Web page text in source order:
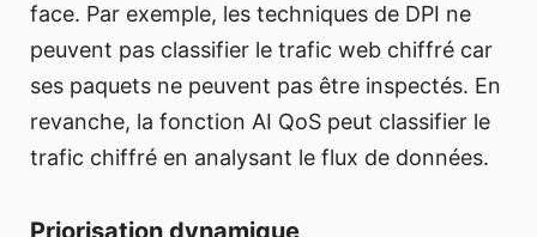
face. Par exemple, les techniques de DPI ne
peuvent pas classifier le trafic web chiffré car
ses paquets ne peuvent pas être inspectés. En
revanche, la fonction AI QoS peut classifier le
trafic chiffré en analysant le flux de données.
Priorisation dynamique